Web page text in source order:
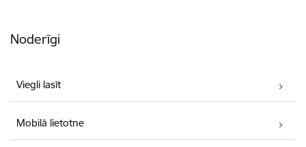
Noderīgi
Viegli lasīt
Mobilā lietotne